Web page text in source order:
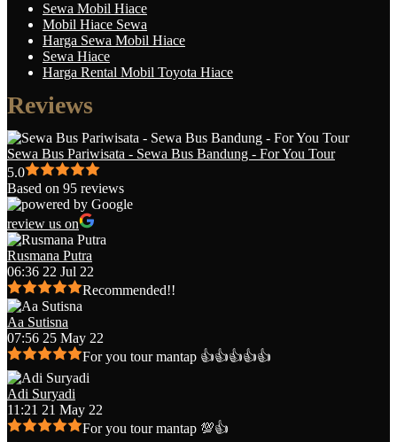
Sewa Mobil Hiace
Mobil Hiace Sewa
Harga Sewa Mobil Hiace
Sewa Hiace
Harga Rental Mobil Toyota Hiace
Reviews
Sewa Bus Pariwisata - Sewa Bus Bandung - For You Tour
5.0
Based on 95 reviews
review us on
Rusmana Putra
06:36 22 Jul 22
Recommended!!
Aa Sutisna
07:56 25 May 22
For you tour mantap 👍👍👍👍👍
Adi Suryadi
11:21 21 May 22
For you tour mantap 💯👍